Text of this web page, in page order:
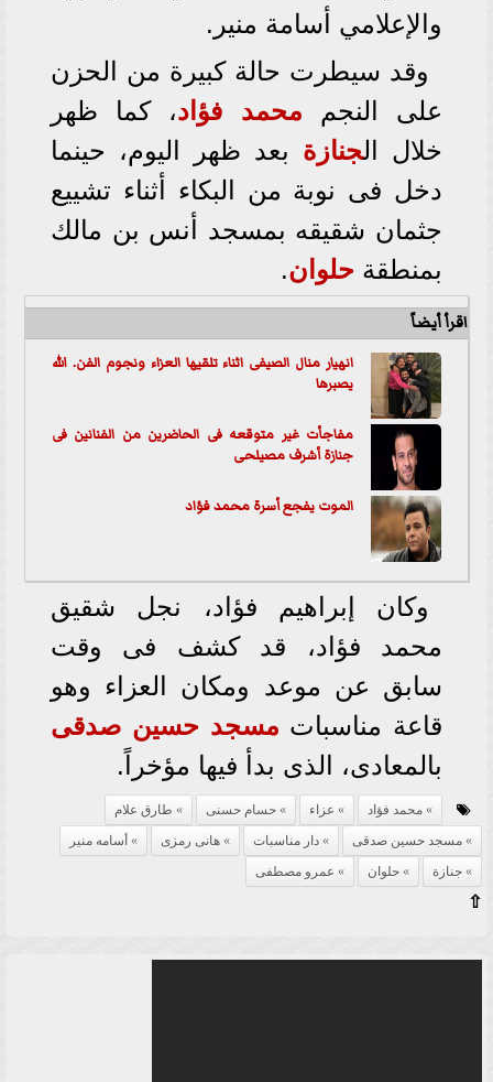
والإعلامي أسامة منير.
وقد سيطرت حالة كبيرة من الحزن
على النجم محمد فؤاد، كما ظهر
خلال الجنازة بعد ظهر اليوم، حينما
دخل فى نوبة من البكاء أثناء تشييع
جثمان شقيقه بمسجد أنس بن مالك
بمنطقة حلوان.
اقرأ أيضاً
انهيار منال الصيفى اثناء تلقيها العزاء ونجوم الفن. الله
يصبرها
مفاجأت غير متوقعه فى الحاضرين من الفنانين فى
جنازة أشرف مصيلحى
الموت يفجع أسرة محمد فؤاد
وكان إبراهيم فؤاد، نجل شقيق
محمد فؤاد، قد كشف فى وقت
سابق عن موعد ومكان العزاء وهو
قاعة مناسبات مسجد حسين صدقى
بالمعادى، الذى بدأ فيها مؤخراً.
محمد فؤاد عزاء حسام حسنى
طارق علام
مسجد حسين صدقى
دار مناسبات هانى رمزى
أسامه منير
جنازة
حلوان عمرو مصطفى
⇧